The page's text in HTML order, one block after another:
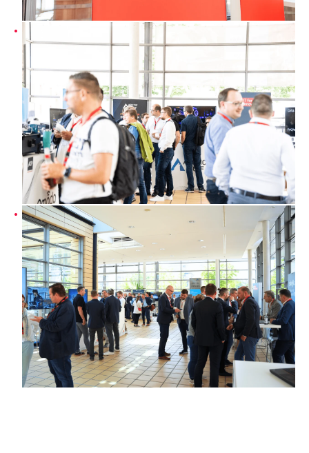
Der Herstellermarkt ist ein Highlight der ACP BrainShare.